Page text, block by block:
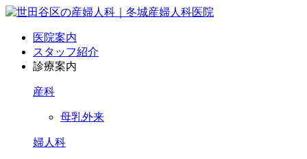
医院案内
スタッフ紹介
診療案内
産科
母乳外来
婦人科